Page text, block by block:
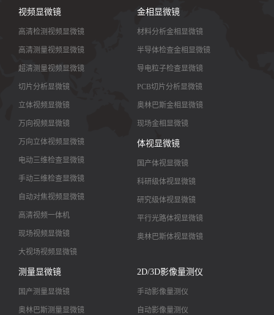
视频显微镜
高清检测视频显微镜
高清测量视频显微镜
超清测量视频显微镜
切片分析显微镜
立体视频显微镜
万向视频显微镜
万向立体视频显微镜
电动三维检查显微镜
手动三维检查显微镜
自动对焦视频显微镜
高清视频一体机
现场视频显微镜
大视场视频显微镜
大景深视频显微镜
高清镜头
金相显微镜
材料分析金相显微镜
半导体检查金相显微镜
导电粒子检查显微镜
PCB切片分析显微镜
奥林巴斯金相显微镜
现场金相显微镜
体视显微镜
国产体视显微镜
科研级体视显微镜
研究级体视显微镜
平行光路体视显微镜
奥林巴斯体视显微镜
测量显微镜
国产测量显微镜
奥林巴斯测量显微镜
2D/3D影像量测仪
手动影像量测仪
自动影像量测仪